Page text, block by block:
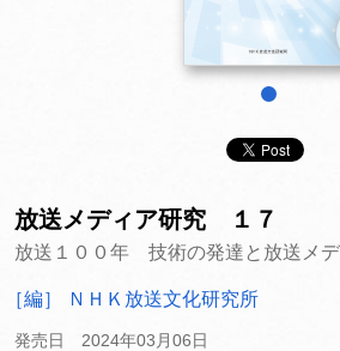
放送メディア研究 １７
放送１００年 技術の発達と放送メ
［編］ ＮＨＫ放送文化研究所
発売日 2024年03月06日